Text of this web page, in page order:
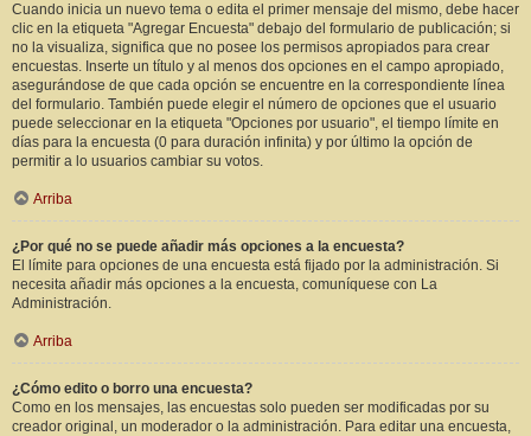
Cuando inicia un nuevo tema o edita el primer mensaje del mismo, debe hacer
clic en la etiqueta "Agregar Encuesta" debajo del formulario de publicación; si
no la visualiza, significa que no posee los permisos apropiados para crear
encuestas. Inserte un título y al menos dos opciones en el campo apropiado,
asegurándose de que cada opción se encuentre en la correspondiente línea
del formulario. También puede elegir el número de opciones que el usuario
puede seleccionar en la etiqueta "Opciones por usuario", el tiempo límite en
días para la encuesta (0 para duración infinita) y por último la opción de
permitir a lo usuarios cambiar su votos.
Arriba
¿Por qué no se puede añadir más opciones a la encuesta?
El límite para opciones de una encuesta está fijado por la administración. Si
necesita añadir más opciones a la encuesta, comuníquese con La
Administración.
Arriba
¿Cómo edito o borro una encuesta?
Como en los mensajes, las encuestas solo pueden ser modificadas por su
creador original, un moderador o la administración. Para editar una encuesta,